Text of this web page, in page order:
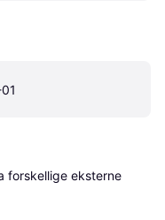
forskellige eksterne